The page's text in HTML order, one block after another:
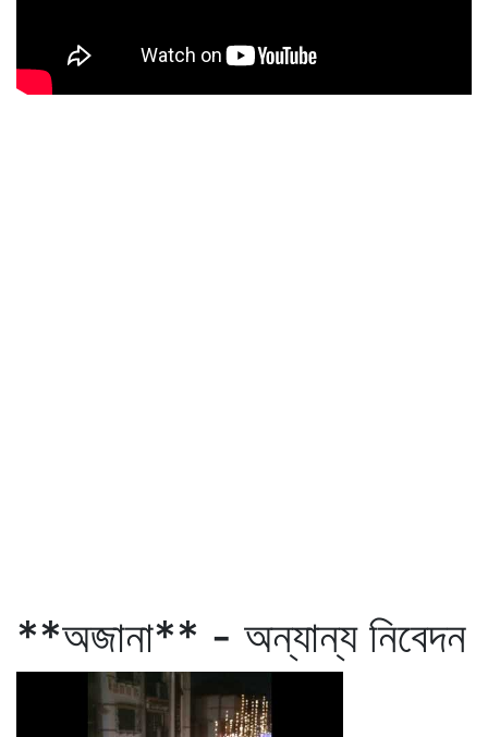
**অজানা** - অন্যান্য নিবেদন